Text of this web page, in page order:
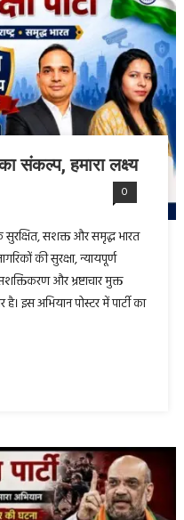
का संकल्प, हमारा लक्ष्य
0
सुरक्षित, सशक्त और समृद्ध भारत
की सुरक्षा, न्यायपूर्ण
और भ्रष्टाचार मुक्त
इस अभियान पोस्टर में पार्टी का